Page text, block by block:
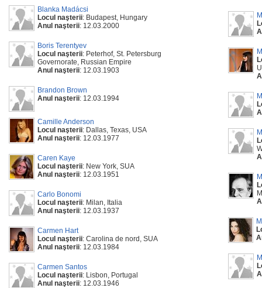
Blanka Madácsi
Locul naşterii: Budapest, Hungary
Anul naşterii: 12.03.2000
Boris Terentyev
Locul naşterii: Peterhof, St. Petersburg
Governorate, Russian Empire
Anul naşterii: 12.03.1903
Brandon Brown
Anul naşterii: 12.03.1994
Camille Anderson
Locul naşterii: Dallas, Texas, USA
Anul naşterii: 12.03.1977
Caren Kaye
Locul naşterii: New York, SUA
Anul naşterii: 12.03.1951
Carlo Bonomi
Locul naşterii: Milan, Italia
Anul naşterii: 12.03.1937
Carmen Hart
Locul naşterii: Carolina de nord, SUA
Anul naşterii: 12.03.1984
Carmen Santos
Locul naşterii: Lisbon, Portugal
Anul naşterii: 12.03.1946